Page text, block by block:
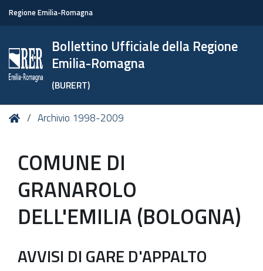
Regione Emilia-Romagna
Bollettino Ufficiale della Regione
Emilia-Romagna
(BURERT)
Tu HomeArchivio 1998-2009
COMUNE DI
GRANAROLO
DELL'EMILIA (BOLOGNA)
AVVISI DI GARE D'APPALTO